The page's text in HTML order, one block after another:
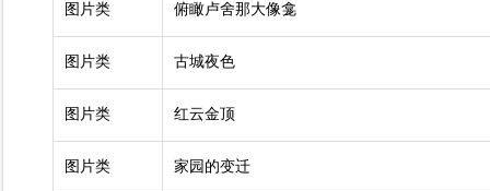
图片类 俯瞰卢舍那大像龛
图片类 古城夜色
图片类 红云金顶
图片类 家园的变迁